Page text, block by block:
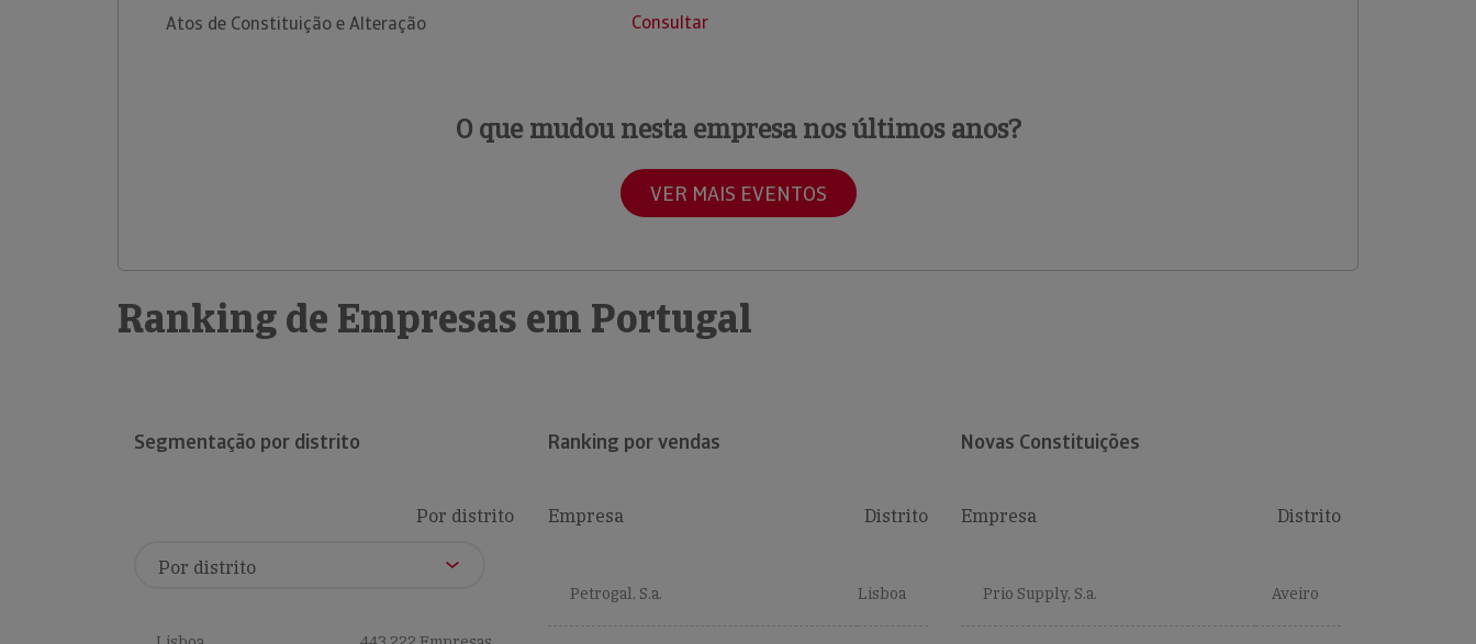
Atos de Constituição e Alteração
Consultar
O que mudou nesta empresa nos últimos anos?
VER MAIS EVENTOS
Ranking de Empresas em Portugal
Segmentação por distrito
Por distrito
Ranking por vendas
Empresa Distrito
Petrogal, S.a. Lisboa
Novas Constituições
Empresa Distrito
Prio Supply, S.a. Aveiro